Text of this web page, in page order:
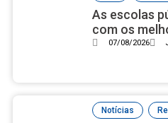
As escolas
com os
ensino
07/08/2026
Notícias ,